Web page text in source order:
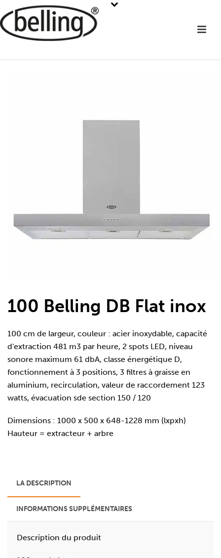
100 Belling DB Flat inox
100 cm de largeur, couleur : acier inoxydable, capacité
d'extraction 481 m3 par heure, 2 spots LED, niveau
sonore maximum 61 dbA, classe énergétique D,
fonctionnement à 3 positions, 3 filtres à graisse en
aluminium, recirculation, valeur de raccordement 123
watts, évacuation sde section 150 / 120
Dimensions : 1000 x 500 x 648-1228 mm (lxpxh)
Hauteur = extracteur + arbre
LA DESCRIPTION
INFORMATIONS SUPPLÉMENTAIRES
Description du produit